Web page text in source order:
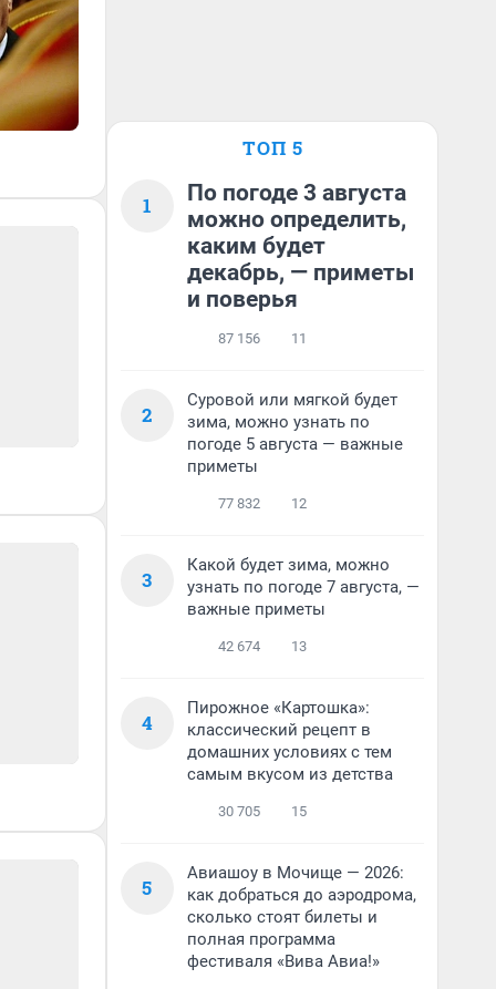
ТОП 5
1
По погоде 3 августа
можно определить,
каким будет
декабрь, — приметы
и поверья
87 156 11
2
Суровой или мягкой будет
зима, можно узнать по
погоде 5 августа — важные
приметы
77 832 12
3
Какой будет зима, можно
узнать по погоде 7 августа, —
важные приметы
42 674 13
4
Пирожное «Картошка»:
классический рецепт в
домашних условиях с тем
самым вкусом из детства
30 705 15
5
Авиашоу в Мочище — 2026:
как добраться до аэродрома,
сколько стоят билеты и
полная программа
фестиваля «Вива Авиа!»